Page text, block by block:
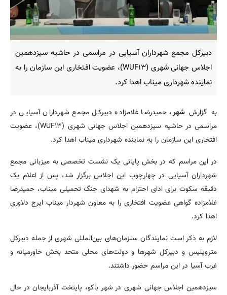
دبیرکل مجمع شهرداران آسیایی در مراسمی در حاشیه سیزدهمین
اجلاس جهانی شهری (WUF۱۳)، عضویت افتخاری این سازمان را به
نماینده شهرداری میناب اهدا کرد.
به گزارش شهر، حمیدرضا غلامزاده دبیرکل مجمع شهرداران آسیایی در
مراسمی در حاشیه سیزدهمین اجلاس جهانی شهری (WUF۱۳)، عضویت
افتخاری این سازمان را به نماینده شهرداری میناب اهدا کرد.
در این مراسم که در بخش پایانی یک نشست تخصصی به میزبانی مجمع
شهرداران آسیایی در چهارچوب این اجلاس برگزار شد، پس از اعلام یک
دقیقه سکوت برای ادای احترام به شهدای جنگ تحمیلی میناب، حمیدرضا
غلامزاده گواهی عضویت افتخاری را به معاون شهردار میناب ایرج دلاوری
اهدا کرد.
لازم به ذکر است نمایندگان سلزمان‌های بین‌المللی شهری از جمله دبیرکل
متروپلیس و دبیرکل شهرها و دولت‌های محلی متحد بخش خاورمیانه و
غرب آسیا در این مراسم حضور داشتند.
سیزدهمین اجلاس جهانی شهری در شهر باکو، پایتخت آذربایجان در حال